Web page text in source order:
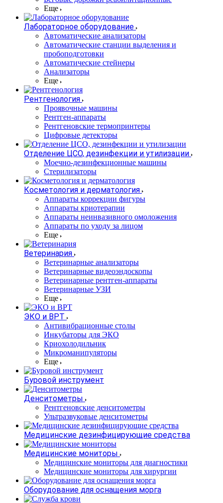
Еще
Лабораторное оборудование
Автоматические анализаторы
Автоматические станции выделения и
пробоподготовки
Автоматические стейнеры
Анализаторы
Еще
Рентгенология
Проявочные машины
Рентген-аппараты
Рентгеновские термопринтеры
Цифровые детекторы
Отделение ЦСО, дезинфекции и утилизации
Моечно-дезинфекционные машины
Стерилизаторы
Косметология и дерматология
Аппараты коррекции фигуры
Аппараты криотерапии
Аппараты неинвазивного омоложения
Аппараты по уходу за лицом
Еще
Ветеринария
Ветеринарные анализаторы
Ветеринарные видеоэндоскопы
Ветеринарные рентген-аппараты
Ветеринарные УЗИ
Еще
ЭКО и ВРТ
Антивибрационные столы
Инкубаторы для ЭКО
Криохолодильник
Микроманипуляторы
Еще
Буровой инструмент
Денситометры
Рентгеновские денситометры
Ультразвуковые денситометры
Медицинские дезинфицирующие средства
Медицинские мониторы
Медицинские мониторы для диагностики
Медицинские мониторы для хирургии
Оборудование для оснащения морга